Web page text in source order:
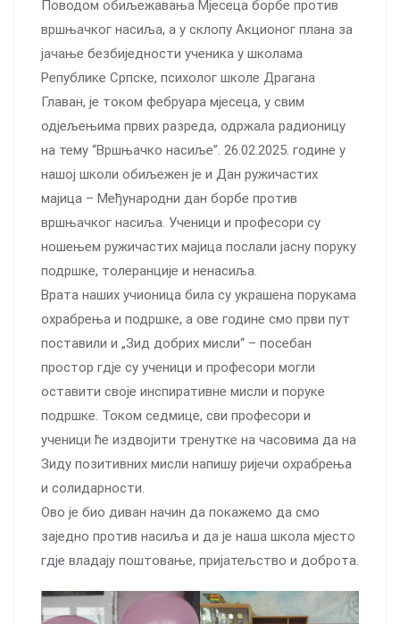
Поводом обиљежавања Mјесеца борбе против
вршњачког насиља, а у склопу Акционог плана за
јачање безбиједности ученика у школама
Републике Српске, психолог школе Драгана
Главан, је током фебруара мјесеца, у свим
одјељењима првих разреда, одржала радионицу
на тему “Вршњачко насиље”. 26.02.2025. године у
нашој школи обиљежен је и Дан ружичастих
мајица – Међународни дан борбе против
вршњачког насиља. Ученици и професори су
ношењем ружичастих мајица послали јасну поруку
подршке, толеранције и ненасиља.
Врата наших учионица била су украшена порукама
охрабрења и подршке, а ове године смо први пут
поставили и „Зид добрих мисли“ – посебан
простор гдје су ученици и професори могли
оставити своје инспиративне мисли и поруке
подршке. Током седмице, сви професори и
ученици ће издвојити тренутке на часовима да на
Зиду позитивних мисли напишу ријечи охрабрења
и солидарности.
Ово је био диван начин да покажемо да смо
заједно против насиља и да је наша школа мјесто
гдје владају поштовање, пријатељство и доброта.